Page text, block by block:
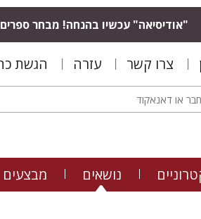
"אודיסיאה" עכשיו בהנחה! מבחר
צרו קשר עזרה הגשת
נושאים מבצעים